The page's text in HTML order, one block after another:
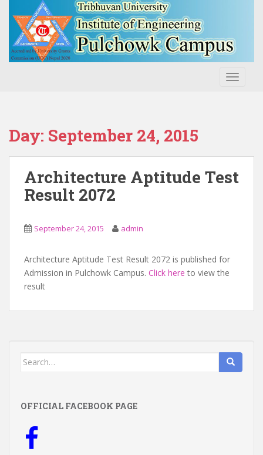
Day: September 24, 2015
Architecture Aptitude Test
Result 2072
September 24, 2015 admin
Architecture Aptitude Test Result 2072 is published for
Admission in Pulchowk Campus. Click here to view the
result
Search
OFFICIAL FACEBOOK PAGE